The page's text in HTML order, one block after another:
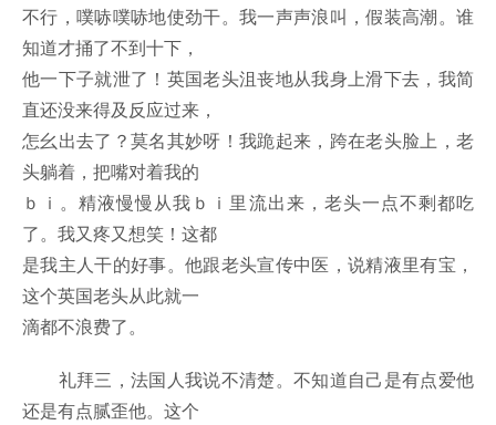
不行，噗哧噗哧地使劲干。我一声声浪叫，假装高潮。谁
知道才捅了不到十下，
他一下子就泄了！英国老头沮丧地从我身上滑下去，我简
直还没来得及反应过来，
怎幺出去了？莫名其妙呀！我跪起来，跨在老头脸上，老
头躺着，把嘴对着我的
ｂｉ。精液慢慢从我ｂｉ里流出来，老头一点不剩都吃
了。我又疼又想笑！这都
是我主人干的好事。他跟老头宣传中医，说精液里有宝，
这个英国老头从此就一
滴都不浪费了。
礼拜三，法国人我说不清楚。不知道自己是有点爱他
还是有点腻歪他。这个